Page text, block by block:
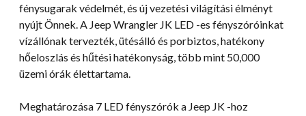
fénysugarak védelmét, és új vezetési világítási élményt
nyújt Önnek. A Jeep Wrangler JK LED -es fényszóróinkat
vízállónak tervezték, ütésálló és porbiztos, hatékony
hőeloszlás és hűtési hatékonyság, több mint 50,000
üzemi órák élettartama.
Meghatározása 7 LED fényszórók a Jeep JK -hoz